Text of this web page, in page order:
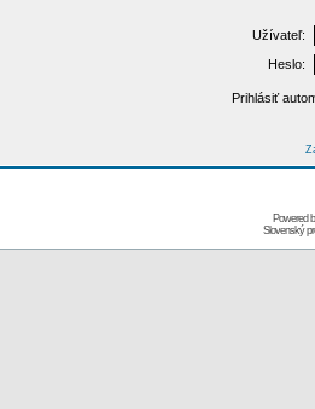
Užívateľ:
Heslo:
Prihlásiť
Powered
Slovenský